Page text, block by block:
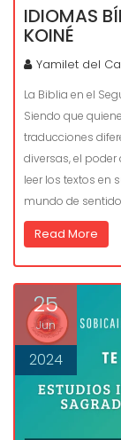
IDIOMAS
KOINÉ
Yamilet del
La Biblia en el
Siendo que
traducciones
diversas, el
leer los textos en
mundo de
Read More
25
Jun
2024